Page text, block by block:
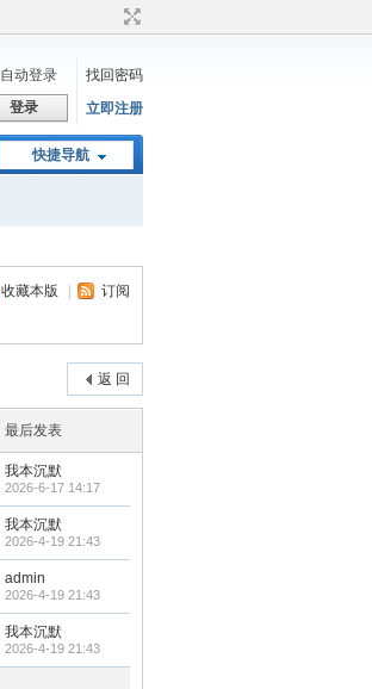
自动登录
找回密码
登录 立即注册
快捷导航
收藏本版 订阅
返 回
最后发表
我本沉默
2026-6-17 14:17
我本沉默
2026-4-19 21:43
admin
2026-4-19 21:43
我本沉默
2026-4-19 21:43